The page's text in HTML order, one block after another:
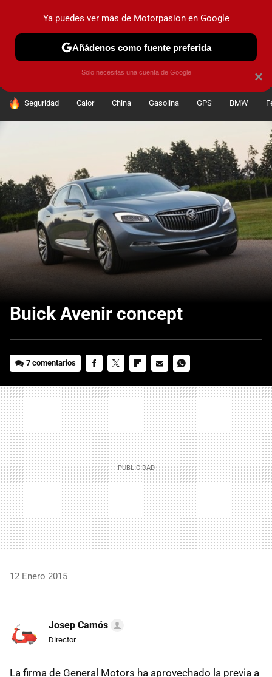
PRUEBAS COCHES ELÉCTRICOS OBSERVATORIO
HOY SE HABLA DE
Seguridad Calor China Gasolina GPS BMW
Buick Avenir concept
7 comentarios
MAIL
12 Enero 2015
Josep Camós
Director
La firma de General Motors ha aprovechado la previa a
×
Ya puedes ver más de Motorpasion en Google
Añádenos como fuente preferida
Solo necesitas una cuenta de Google